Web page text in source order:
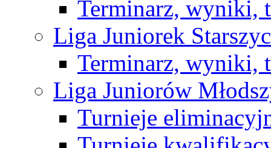
Terminarz, wyniki,
Liga Juniorek
Terminarz, wyniki,
Liga Juniorów
Turnieje